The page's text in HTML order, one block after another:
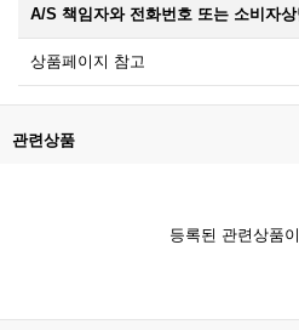
A/S 책임자와 전화번호 또는 소비자
상품페이지 참고
관련상품
등록된 관련상품